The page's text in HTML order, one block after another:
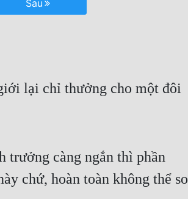
Sau
lại chỉ thưởng cho một đôi
trưởng càng ngắn thì phần
chứ, hoàn toàn không thể so